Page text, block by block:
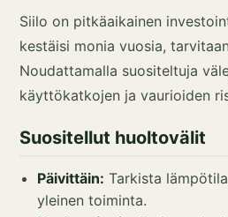
Siilo on pitkäaikainen
kestäisi monia vuosia,
Noudattamalla suositeltuja
käyttökatkojen ja vaurioiden
Suositellut huoltovälit
Päivittäin: Tarkista
yleinen toiminta.